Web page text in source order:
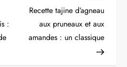
:
Post
Recette tajine d’agneau
aux pruneaux et aux
amandes : un classique